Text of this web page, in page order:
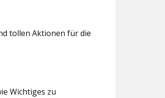
tollen Aktionen für die
Wichtiges zu